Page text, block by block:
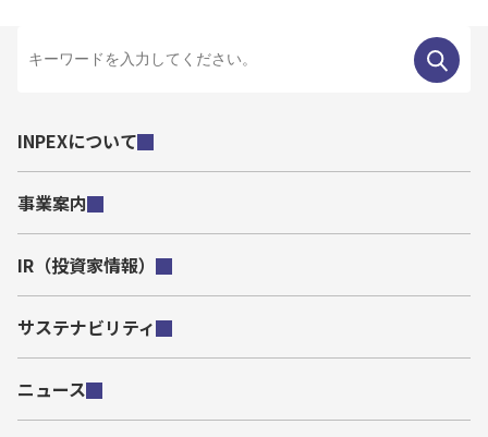
INPEXについて
事業案内
IR（投資家情報）
サステナビリティ
ニュース